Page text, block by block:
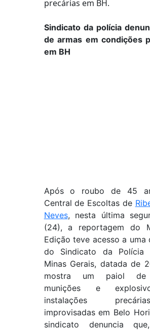
Sindicato da polícia
de armas em condições
em BH
Após o roubo de 45
Central de Escoltas de
Neves, nesta última
(24), a reportagem do
Edição teve acesso a uma
do Sindicato da Polícia
Minas Gerais, datada de
mostra um paiol de
munições e
instalações
improvisadas em Belo
sindicato denuncia